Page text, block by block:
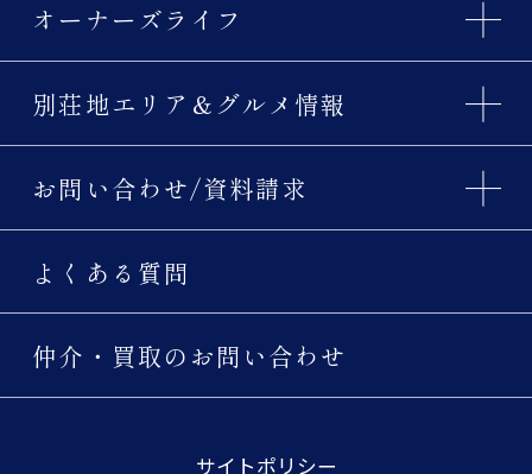
オーナーズライフ
別荘地エリア＆グルメ情報
お問い合わせ/資料請求
よくある質問
仲介・買取のお問い合わせ
サイトポリシー